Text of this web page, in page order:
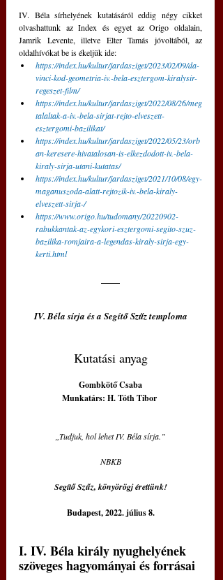
IV. Béla sírhelyének kutatásáról eddig négy cikket
olvashattunk az Index és egyet az Origo oldalain,
Jamrik Levente, illetve Elter Tamás jóvoltából, az
oldalhívókat be is ékeljük ide:
https://index.hu/kultur/jardasziget/2023/02/09/da-
vinci-kod-geometria-iv.-bela-esztergom-kiralysir-
regeszet-film/
https://index.hu/kultur/jardasziget/2022/08/26/meg
talaltak-a-iv.-bela-sirjat-rejto-elveszett-
esztergomi-bazilikat/
https://index.hu/kultur/jardasziget/2022/05/23/orb
an-keresere-hivatalosan-is-elkezdodott-iv.-bela-
kiraly-sirja-utani-kutatas/
https://index.hu/kultur/jardasziget/2021/10/08/egy-
maganuszoda-alatt-rejtozik-iv.-bela-kiraly-
elveszett-sirja-/
https://www.origo.hu/tudomany/20220902-
rabukkantak-az-egykori-esztergomi-segito-szuz-
bazilika-romjaira-a-legendas-kiraly-sirja-egy-
kerti.html
IV. Béla sírja és a Segítő Szűz temploma
Kutatási anyag
Gombkötő Csaba
Munkatárs: H. Tóth Tibor
„Tudjuk, hol lehet IV. Béla sírja.”
NBKB
Segítő Szűz, könyörögj érettünk!
Budapest, 2022. július 8.
I. IV. Béla király nyughelyének
szöveges hagyományai és forrásai